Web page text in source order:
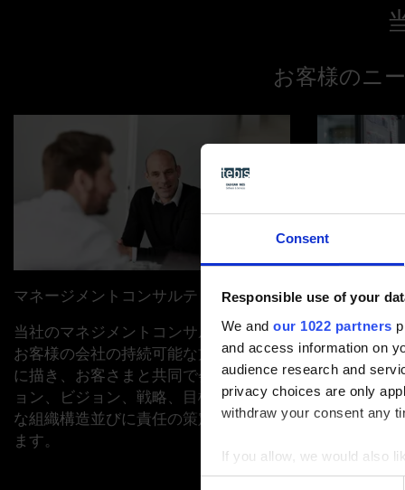
Consent
Responsible use of your
We and our 1022 partners
and access information on
audience research and
privacy choices are only
withdraw your consent any
If you allow, we would also
Collect information
お客様のニ
マネージメントコンサルティング
当社のマネジメントコンサルティングが
お客様の会社の持続可能な方向性を明確
に描き、お客さまと共同で会社のミッシ
ョン、ビジョン、戦略、目標そして明確
な組織構造並びに責任の策定に取り組み
ます。
プロセスコ
製造プロセ
全員と共同
築し、さら
ジタル化そ
性を最大限